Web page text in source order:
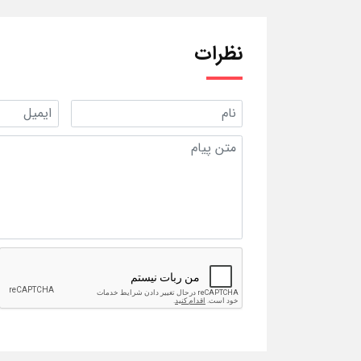
نظرات